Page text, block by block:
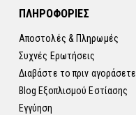
ΠΛΗΡΟΦΟΡΙΕΣ
Αποστολές & Πληρωμές
Συχνές Ερωτήσεις
Διαβάστε το πριν αγοράσετε.
Blog Εξοπλισμού Εστίασης
Εγγύηση